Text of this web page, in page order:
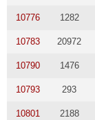
10776 1282
10783 20972
10790 1476
10793 293
10801 2188